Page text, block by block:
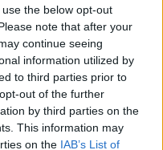
the below opt-out
note that after your
continue seeing
information utilized by
to third parties prior to
out of the further
by third parties on the
This information may
on the IAB’s List of
ερμηνεία των